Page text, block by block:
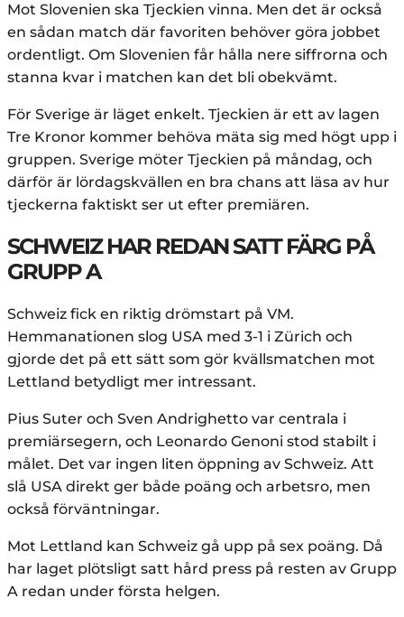
Mot Slovenien ska Tjeckien vinna. Men det är också
en sådan match där favoriten behöver göra jobbet
ordentligt. Om Slovenien får hålla nere siffrorna och
stanna kvar i matchen kan det bli obekvämt.
För Sverige är läget enkelt. Tjeckien är ett av lagen
Tre Kronor kommer behöva mäta sig med högt upp i
gruppen. Sverige möter Tjeckien på måndag, och
därför är lördagskvällen en bra chans att läsa av hur
tjeckerna faktiskt ser ut efter premiären.
SCHWEIZ HAR REDAN SATT FÄRG PÅ
GRUPP A
Schweiz fick en riktig drömstart på VM.
Hemmanationen slog USA med 3-1 i Zürich och
gjorde det på ett sätt som gör kvällsmatchen mot
Lettland betydligt mer intressant.
Pius Suter och Sven Andrighetto var centrala i
premiärsegern, och Leonardo Genoni stod stabilt i
målet. Det var ingen liten öppning av Schweiz. Att
slå USA direkt ger både poäng och arbetsro, men
också förväntningar.
Mot Lettland kan Schweiz gå upp på sex poäng. Då
har laget plötsligt satt hård press på resten av Grupp
A redan under första helgen.